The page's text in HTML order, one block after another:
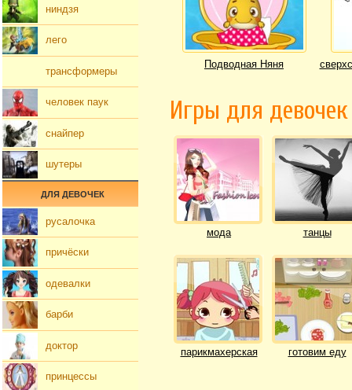
Подводная Няня
Игры для девочек
мода танцы
парикмахерская готовим еду
ниндзя
лего
трансформеры
человек паук
снайпер
шутеры
ДЛЯ ДЕВОЧЕК
русалочка
причёски
одевалки
барби
доктор
принцессы